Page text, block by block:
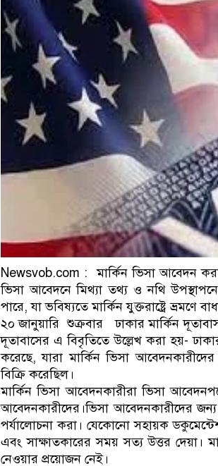
Newsvob.com : মার্কিন ভিসা আবেদন
ভিসা আবেদনে মিথ্যা তথ্য ও নথি
পারে, যা ভবিষ্যতে মার্কিন যুক্তরাষ্ট্রে ভ্রমণে
২০ জানুয়ারি শুক্রবার ঢাকার মার্কিন
দূতাবাসের এ বিবৃতিতে উল্লেখ করা হয়-
করেছে, যারা মার্কিন ভিসা
বিক্রি করেছিল।
মার্কিন ভিসা আবেদনকারীরা ভিসা
আবেদনকারীদের।ভিসা আবেদনকারীদের জন্য
পর্যালোচনা করা। যেকোনো সহায়ক
এবং সাক্ষাতকারের সময় সত্য উত্তর
নেওয়ার প্রয়োজন নেই।